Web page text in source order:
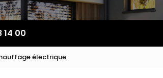
14 00
électrique